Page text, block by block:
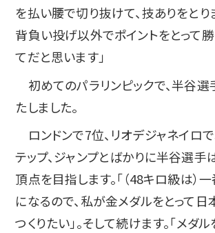
を払い腰で切り抜けて、技ありをとり
背負い投げ以外でポイントをとって
てだと思います」
初めてのパラリンピックで、半谷
たしました。
ロンドンで7位、リオデジャネイロで
テップ、ジャンプとばかりに半谷選
頂点を目指します。「（48キロ級は）
になるので、私が金メダルをとって
つくりたい」。そして続けます。「メダ